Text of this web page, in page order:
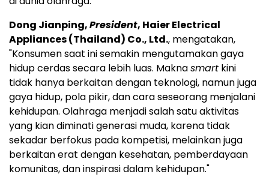
Dong Jianping,President, Haier Electrical
Appliances (Thailand) Co., Ltd., mengatakan,
"Konsumen saat ini semakin mengutamakan gaya
hidup cerdas secara lebih luas. Maknasmart kini
tidak hanya berkaitan dengan teknologi, namun juga
gaya hidup, pola pikir, dan cara seseorang menjalani
kehidupan. Olahraga menjadi salah satu aktivitas
yang kian diminati generasi muda, karena tidak
sekadar berfokus pada kompetisi, melainkan juga
berkaitan erat dengan kesehatan, pemberdayaan
komunitas, dan inspirasi dalam kehidupan."